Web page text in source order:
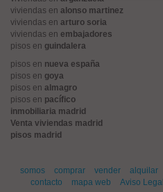
viviendas en alonso martinez
viviendas en arturo soria
viviendas en embajadores
pisos en guindalera
pisos en nueva españa
pisos en goya
pisos en almagro
pisos en pacífico
inmobiliaria madrid
Venta viviendas madrid
pisos madrid
somos comprar vender alquilar
contacto
mapa web Aviso Legal